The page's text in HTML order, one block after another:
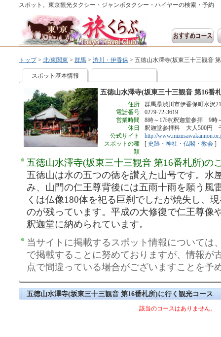
スポット。東京観光タクシー・ジャンボタクシー・ハイヤーの検索・予約
トップ> 北/東関東 > 群馬> 渋川・伊香保> 五徳山水澤寺(坂東三十三観音
スポット基本情報
五徳山水澤寺(坂東三十三観音 第16番
住所
群馬県渋川市伊香保町水沢
電話番号
0279-72-3619
営業時間
8時～17時(釈迦堂参拝 9時
休日
釈迦堂参拝料 大人500円
公式サイト
http://
スポットの種
類
[ 史跡・神社・仏閣・教会]
五徳山水澤寺(坂東三十三観音 第16番札所)の
五徳山は水の五つの徳を讃えた山号です。水
み、山門の仁王尊背後には五雨十雨を願う風
くは仏像180体を祀る巨刹でしたが焼失し、
のが残っています。平成の大修復で仁王尊像
釈迦堂に納められています。
当サイトに掲載するスポット情報については
で掲載することに努めておりますが、情報が
点で間違っている場合がございますことを予
五徳山水澤寺(坂東三十三観音 第16番札所)に行く観光コース
該当のコースはありません。